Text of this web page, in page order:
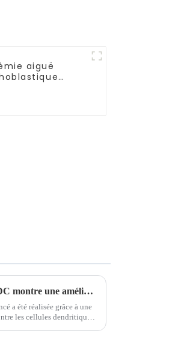
aiguë
04
La thérapie par cellules NK combinée au vaccin DC montre une amélioration spectaculaire du cancer du foie à un stade avancé
a été réalisée grâce à une
les cellules dendritiques